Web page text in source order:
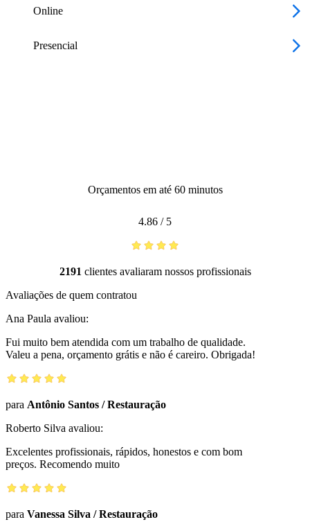
Online
Presencial
Orçamentos em até 60 minutos
4.86 / 5
2191 clientes avaliaram nossos profissionais
Avaliações de quem contratou
Ana Paula avaliou:
Fui muito bem atendida com um trabalho de qualidade.
Valeu a pena, orçamento grátis e não é careiro. Obrigada!
para Antônio Santos /Restauração
Roberto Silva avaliou:
Excelentes profissionais, rápidos, honestos e com bom
preços. Recomendo muito
para Vanessa Silva /Restauração